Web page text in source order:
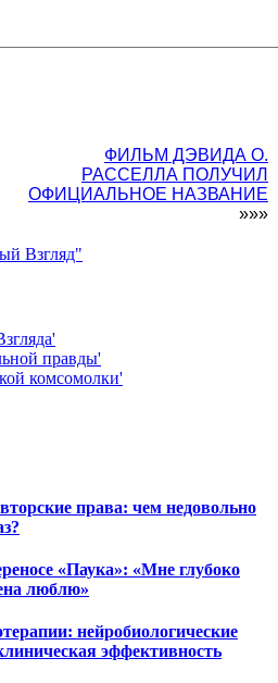
ФИЛЬМ ДЭВИДА О.
РАССЕЛЛА ПОЛУЧИЛ
ОФИЦИАЛЬНОЕ НАЗВАНИЕ
»»»
права: чем недовольно
«Паука»: «Мне глубоко
люблю»
нейробиологические
эффективность